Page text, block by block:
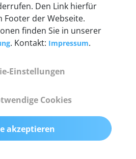
Details &
Den Link hierfür
Footer der Webseite.
finden Sie in unserer
. Kontakt: Impressum.
Einstellungen
Cookies
akzeptieren